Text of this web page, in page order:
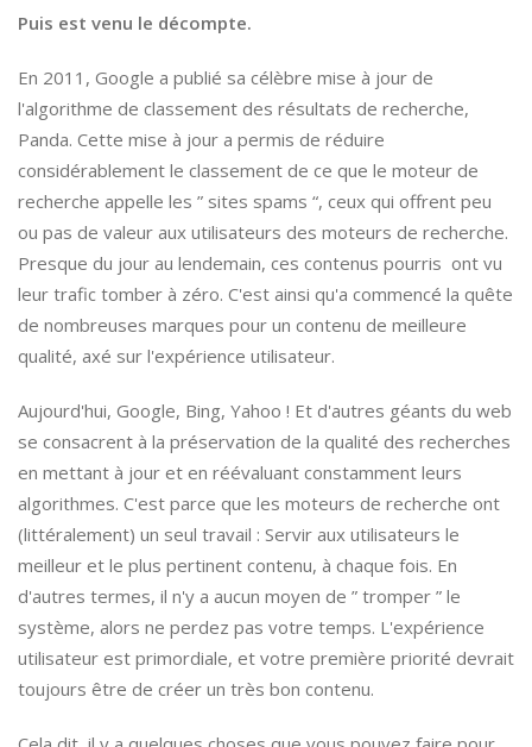
Puis est venu le décompte.
En 2011, Google a publié sa célèbre mise à jour de
l'algorithme de classement des résultats de recherche,
Panda. Cette mise à jour a permis de réduire
considérablement le classement de ce que le moteur de
recherche appelle les ” sites spams “, ceux qui offrent peu
ou pas de valeur aux utilisateurs des moteurs de recherche.
Presque du jour au lendemain, ces contenus pourris ont vu
leur trafic tomber à zéro. C'est ainsi qu'a commencé la quête
de nombreuses marques pour un contenu de meilleure
qualité, axé sur l'expérience utilisateur.
Aujourd'hui, Google, Bing, Yahoo ! Et d'autres géants du web
se consacrent à la préservation de la qualité des recherches
en mettant à jour et en réévaluant constamment leurs
algorithmes. C'est parce que les moteurs de recherche ont
(littéralement) un seul travail : Servir aux utilisateurs le
meilleur et le plus pertinent contenu, à chaque fois. En
d'autres termes, il n'y a aucun moyen de ” tromper ” le
système, alors ne perdez pas votre temps. L'expérience
utilisateur est primordiale, et votre première priorité devrait
toujours être de créer un très bon contenu.